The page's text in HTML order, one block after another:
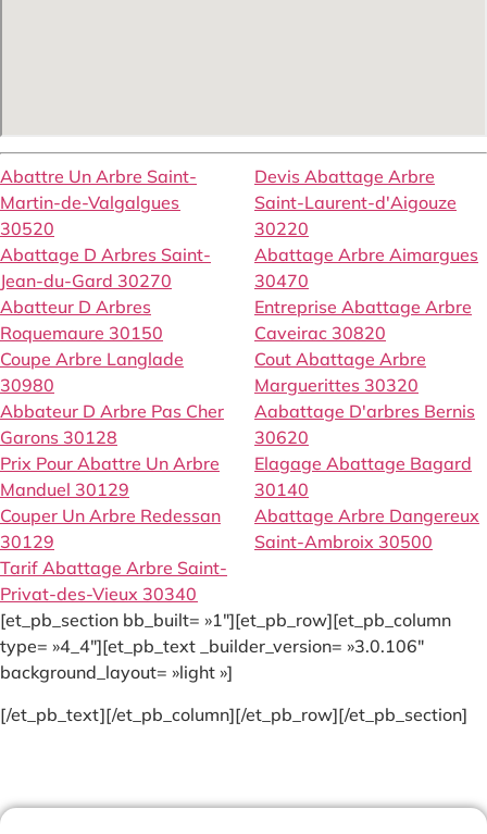
Abattre Un Arbre Saint-
Martin-de-Valgalgues
30520
Abattage D Arbres Saint-
Jean-du-Gard 30270
Abatteur D Arbres
Roquemaure 30150
Coupe Arbre Langlade
30980
Abbateur D Arbre Pas Cher
Garons 30128
Prix Pour Abattre Un Arbre
Manduel 30129
Couper Un Arbre Redessan
30129
Tarif Abattage Arbre Saint-
Privat-des-Vieux 30340
Devis Abattage Arbre
Saint-Laurent-d'Aigouze
30220
Abattage Arbre Aimargues
30470
Entreprise Abattage Arbre
Caveirac 30820
Cout Abattage Arbre
Marguerittes 30320
Aabattage D'arbres Bernis
30620
Elagage Abattage Bagard
30140
Abattage Arbre Dangereux
Saint-Ambroix 30500
[et_pb_section bb_built= »1″][et_pb_row][et_pb_column
type= »4_4″][et_pb_text _builder_version= »3.0.106″
background_layout= »light »]
[/et_pb_text][/et_pb_column][/et_pb_row][/et_pb_section]